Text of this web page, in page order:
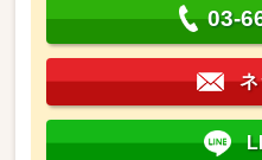
03-
ネ